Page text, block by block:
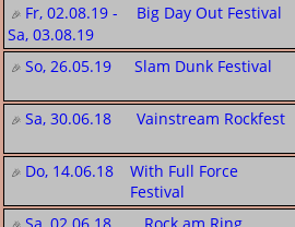
Fr, 02.08.19 -
Sa, 03.08.19
Big Day Out Festival
So, 26.05.19
Slam Dunk Festival
Sa, 30.06.18
Vainstream Rockfest
Do, 14.06.18
With Full Force
Festival
Sa, 02.06.18
Rock am Ring